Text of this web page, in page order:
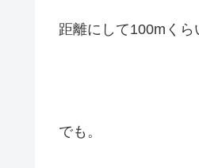
距離にして100mくら
でも。